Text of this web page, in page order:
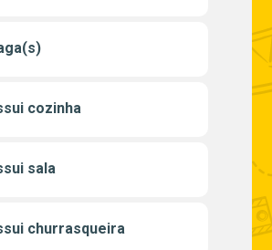
cozinha
sala
churrasqueira